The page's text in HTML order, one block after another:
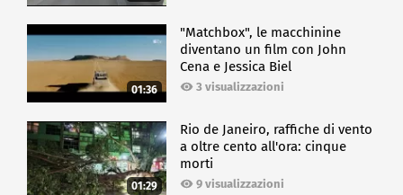
01:36
"Matchbox", le macchinine
diventano un film con John
Cena e Jessica Biel
3 visualizzazioni
01:29
Rio de Janeiro, raffiche di vento
a oltre cento all'ora: cinque
morti
9 visualizzazioni